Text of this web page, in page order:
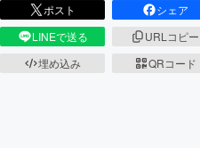
ポスト
シェア
LINEで送る
URLコピー
埋め込み
QRコード